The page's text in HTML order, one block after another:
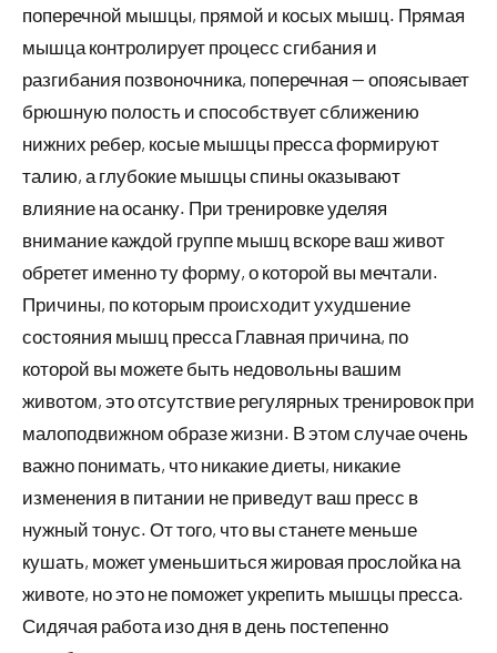
поперечной мышцы, прямой и косых мышц. Прямая
мышца контролирует процесс сгибания и
разгибания позвоночника, поперечная — опоясывает
брюшную полость и способствует сближению
нижних ребер, косые мышцы пресса формируют
талию, а глубокие мышцы спины оказывают
влияние на осанку. При тренировке уделяя
внимание каждой группе мышц вскоре ваш живот
обретет именно ту форму, о которой вы мечтали.
Причины, по которым происходит ухудшение
состояния мышц пресса Главная причина, по
которой вы можете быть недовольны вашим
животом, это отсутствие регулярных тренировок при
малоподвижном образе жизни. В этом случае очень
важно понимать, что никакие диеты, никакие
изменения в питании не приведут ваш пресс в
нужный тонус. От того, что вы станете меньше
кушать, может уменьшиться жировая прослойка на
животе, но это не поможет укрепить мышцы пресса.
Сидячая работа изо дня в день постепенно